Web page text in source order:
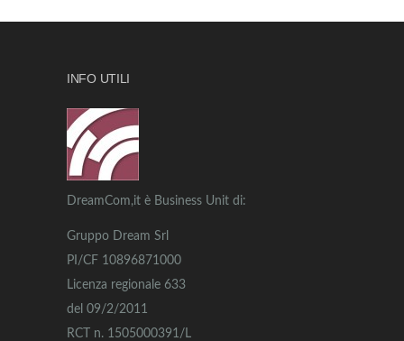
INFO UTILI
DreamCom,it è Business Unit di:
Gruppo Dream Srl
PI/CF 10896871000
Licenza regionale 633
del 09/2/2011
RCT n. 1505000391/L